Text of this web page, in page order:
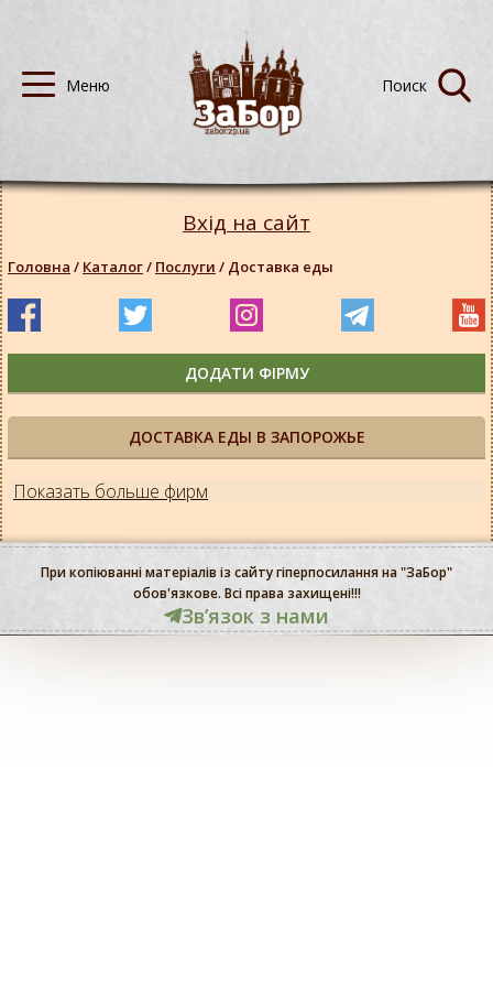
ДОСТАВКА ЕДЫ В ЗАПОРОЖЬЕ
Показать больше фирм
Вхід на сайт
Головна / Каталог/ Послуги / Доставка еды
ДОДАТИ ФІРМУ
При копіюванні матеріалів із сайту гіперпосилання на "ЗаБор"
обов'язкове. Всі права захищені!!!
Звʼязок з нами